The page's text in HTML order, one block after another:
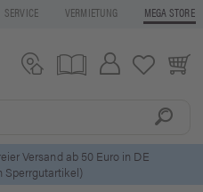
SERVICE VERMIETUNG MEGA STORE
Newsletter-Anmeldung